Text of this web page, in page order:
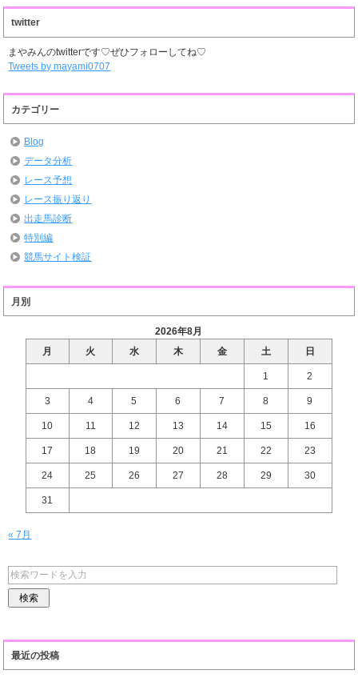
twitter
まやみんのtwitterです♡ぜひフォローしてね♡
Tweets by mayami0707
カテゴリー
Blog
データ分析
レース予想
レース振り返り
出走馬診断
特別編
競馬サイト検証
月別
2026年8月
月
火 水 木 金 土 日
1 2
3 4 5 6 7 8 9
10 11 12 13 14 15 16
17 18 19 20 21 22 23
24 25 26 27 28 29 30
31
« 7月
最近の投稿